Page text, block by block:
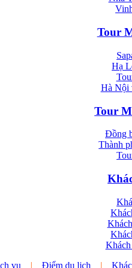
Tour
Hạ
Hà Nội
Tour
Đồng
Thành
vụ | Điểm du lịch |